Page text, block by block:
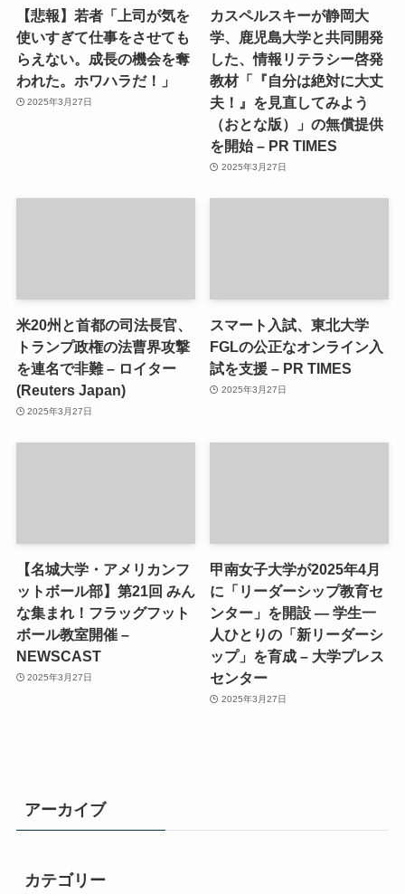
【悲報】若者「上司が気を
使いすぎて仕事をさせても
らえない。成長の機会を奪
われた。ホワハラだ！」
2025年3月27日
カスペルスキーが静岡大
学、鹿児島大学と共同開発
した、情報リテラシー啓発
教材「『自分は絶対に大丈
夫！』を見直してみよう
（おとな版）」の無償提供
を開始 – PR TIMES
2025年3月27日
米20州と首都の司法長官、
トランプ政権の法曹界攻撃
を連名で非難 – ロイター
(Reuters Japan)
2025年3月27日
スマート入試、東北大学
FGLの公正なオンライン入
試を支援 – PR TIMES
2025年3月27日
【名城大学・アメリカンフ
ットボール部】第21回 みん
な集まれ！フラッグフット
ボール教室開催 –
NEWSCAST
2025年3月27日
甲南女子大学が2025年4月
に「リーダーシップ教育セ
ンター」を開設 ― 学生一
人ひとりの「新リーダーシ
ップ」を育成 – 大学プレス
センター
2025年3月27日
アーカイブ
カテゴリー